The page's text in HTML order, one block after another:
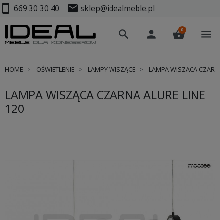
smartphone 669 30 30 40 mail sklep@idealmeble.pl
search person shopping_basket
0 menu
HOME OŚWIETLENIE LAMPY WISZĄCE LAMPA WISZĄCA
LAMPA WISZĄCA CZARNA ALURE LINE
120